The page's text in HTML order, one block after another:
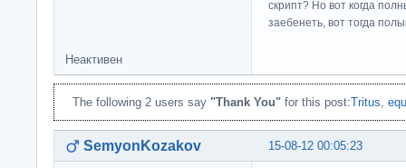
скрипт? Но вот когда
заебенеть, вот тогда
Неактивен
The following 2 users say "Thank You" for this post:Tritus
15-08-12 00:05:23
SemyonKozakov